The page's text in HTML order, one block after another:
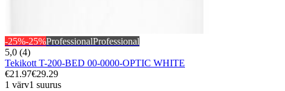
-25%-25%ProfessionalProfessional
5,0 (4)
Tekikott T-200-BED 00-0000-OPTIC WHITE
€21.97€29.29
1 värv1 suurus